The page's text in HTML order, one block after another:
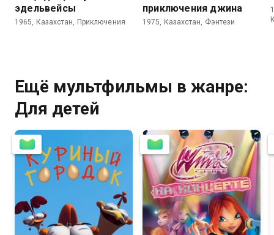
эдельвейсы
1965, Казахстан, Приключения
приключения джина
1975, Казахстан, Фэнтези
Ещё мультфильмы в жанре:
Для детей